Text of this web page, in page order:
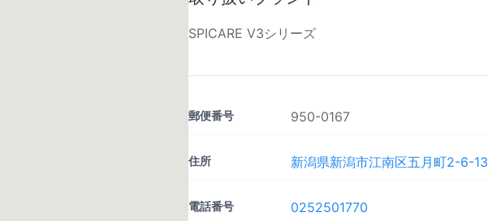
SPICARE V3シリーズ
郵便番号 950-0167
住所 新潟県新潟市江南区五月町2-6-13
電話番号 0252501770